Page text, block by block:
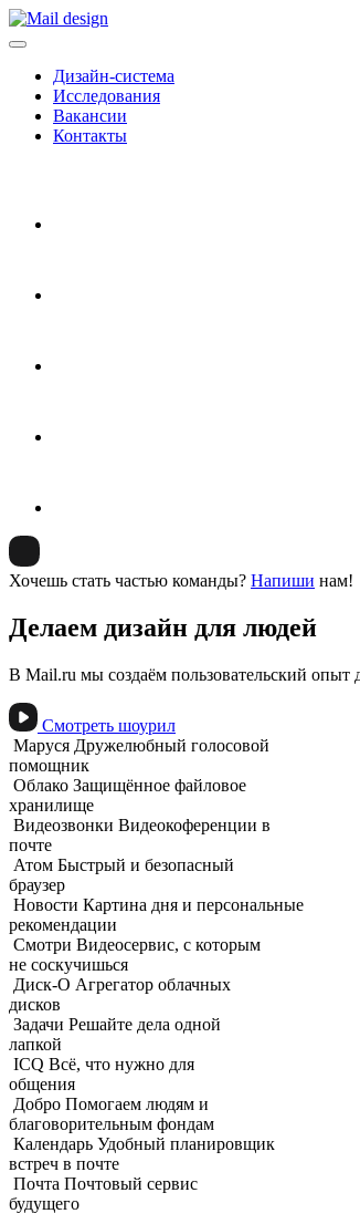
Дизайн-система
Исследования
Вакансии
Контакты
Хочешь стать частью команды? Напиши нам!
Делаем дизайн для людей
В Mail.ru мы создаём пользовательский опыт
Смотреть шоурил
Маруся Дружелюбный голосовой
помощник
Облако Защищённое файловое
хранилище
Видеозвонки Видеокоференции в
почте
Атом Быстрый и безопасный
браузер
Новости Картина дня и персональные
рекомендации
Смотри Видеосервис, с которым
не соскучишься
Диск-О Агрегатор облачных
дисков
Задачи Решайте дела одной
лапкой
ICQ Всё, что нужно для
общения
Добро Помогаем людям и
благоворительным фондам
Календарь Удобный планировщик
встреч в почте
Почта Почтовый сервис
будущего